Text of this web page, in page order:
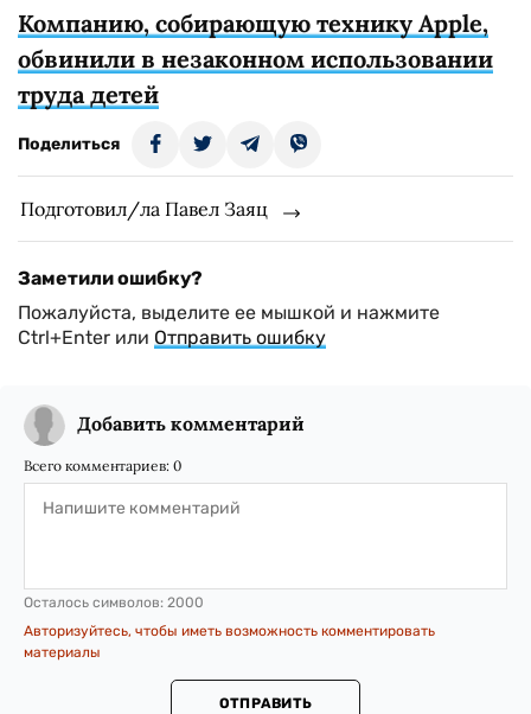
Компанию, собирающую технику Apple,
обвинили в незаконном использовании
труда детей
Поделиться
Подготовил/ла Павел Заяц
Заметили ошибку?
Пожалуйста, выделите ее мышкой и нажмите
Ctrl+Enter или Отправить ошибку
Добавить комментарий
Всего комментариев: 0
Осталось символов: 2000
Авторизуйтесь, чтобы иметь возможность комментировать
материалы
ОТПРАВИТЬ